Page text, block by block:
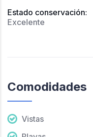
Estado conservación:
Excelente
Comodidades
Vistas